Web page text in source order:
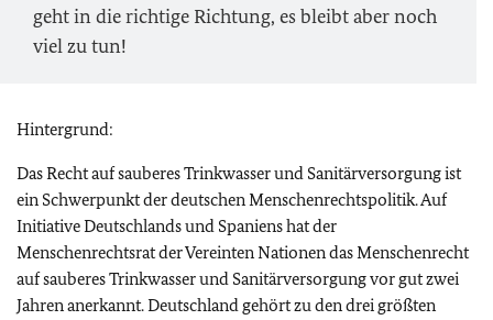
geht in die richtige Richtung, es bleibt aber noch
viel zu tun!
Hintergrund:
Das Recht auf sauberes Trinkwasser und Sanitärversorgung ist
ein Schwerpunkt der deutschen Menschenrechtspolitik. Auf
Initiative Deutschlands und Spaniens hat der
Menschenrechtsrat der Vereinten Nationen das Menschenrecht
auf sauberes Trinkwasser und Sanitärversorgung vor gut zwei
Jahren anerkannt. Deutschland gehört zu den drei größten